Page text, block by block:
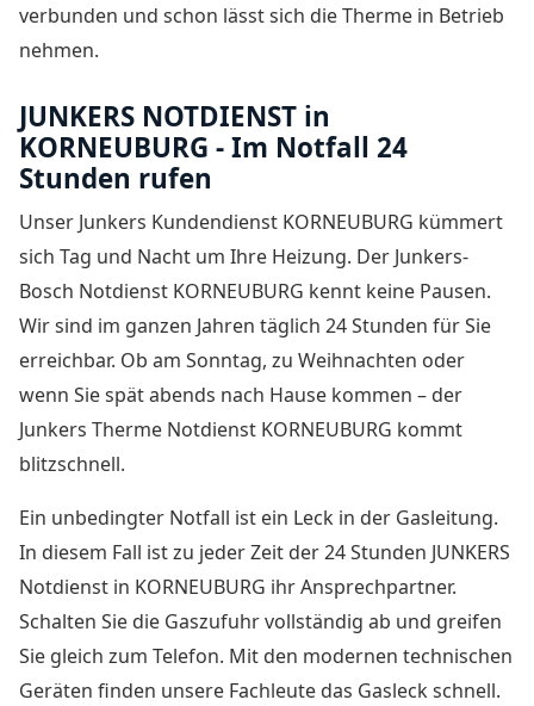
verbunden und schon lässt sich die Therme in Betrieb
nehmen.
JUNKERS NOTDIENST in
KORNEUBURG - Im Notfall 24
Stunden rufen
Unser Junkers Kundendienst KORNEUBURG kümmert
sich Tag und Nacht um Ihre Heizung. Der Junkers-
Bosch Notdienst KORNEUBURG kennt keine Pausen.
Wir sind im ganzen Jahren täglich 24 Stunden für Sie
erreichbar. Ob am Sonntag, zu Weihnachten oder
wenn Sie spät abends nach Hause kommen – der
Junkers Therme Notdienst KORNEUBURG kommt
blitzschnell.
Ein unbedingter Notfall ist ein Leck in der Gasleitung.
In diesem Fall ist zu jeder Zeit der24 Stunden JUNKERS
Notdienst in KORNEUBURG ihr Ansprechpartner.
Schalten Sie die Gaszufuhr vollständig ab und greifen
Sie gleich zum Telefon. Mit den modernen technischen
Geräten finden unsere Fachleute das Gasleck schnell.